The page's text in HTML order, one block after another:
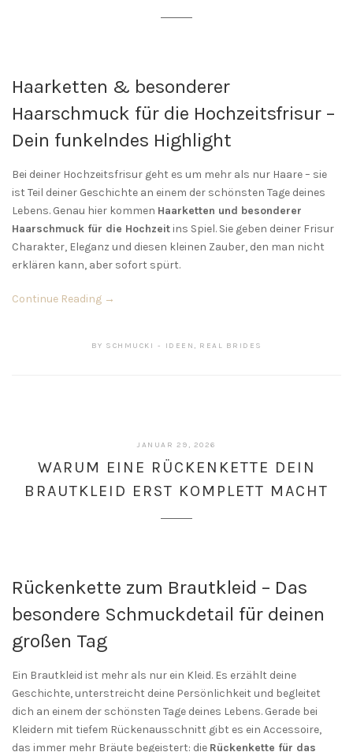
Haarketten & besonderer
Haarschmuck für die Hochzeitsfrisur –
Dein funkelndes Highlight
Bei deiner Hochzeitsfrisur geht es um mehr als nur Haare – sie
ist Teil deiner Geschichte an einem der schönsten Tage deines
Lebens. Genau hier kommen Haarketten und besonderer
Haarschmuck für die Hochzeit ins Spiel. Sie geben deiner Frisur
Charakter, Eleganz und diesen kleinen Zauber, den man nicht
erklären kann, aber sofort spürt.
Continue Reading →
BY SCHMUCKI IDEEN , REAL BRIDES
JANUAR 29, 2026
2026
WARUM EINE RÜCKENKETTE DEIN
BRAUTKLEID ERST KOMPLETT MACHT
Rückenkette zum Brautkleid – Das
besondere Schmuckdetail für deinen
großen Tag
Ein Brautkleid ist mehr als nur ein Kleid. Es erzählt deine
Geschichte, unterstreicht deine Persönlichkeit und begleitet
dich an einem der schönsten Tage deines Lebens. Gerade bei
Kleidern mit tiefem Rückenausschnitt gibt es ein Accessoire,
das immer mehr Bräute begeistert: die Rückenkette für das